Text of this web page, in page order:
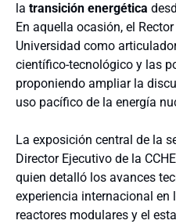
la transición energética
En aquella ocasión, el
Universidad como
científico-tecnológico y las
proponiendo ampliar la
uso pacífico de la energía
La exposición central de la
Director Ejecutivo de la
quien detalló los avances
experiencia internacional en
reactores modulares y el